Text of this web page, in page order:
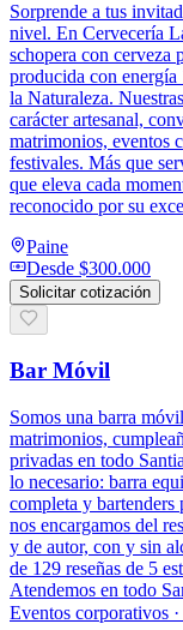
Sorprende a tus
nivel. En Cervecería
schopera con cerveza
producida con
la Naturaleza.
carácter artesanal,
matrimonios, eventos
festivales. Más que
que eleva cada
reconocido por su
Paine
Desde $300.000
Solicitar cotización
Bar Móvil
Somos una barra
matrimonios,
privadas en todo
lo necesario: barra
completa y
nos encargamos del
y de autor, con y sin
de 129 reseñas de 5
Atendemos en todo
Eventos corporativos